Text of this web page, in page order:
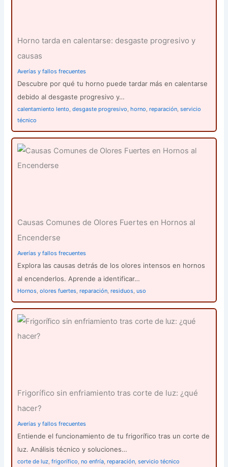
Horno tarda en calentarse: desgaste progresivo y
causas
Averías y fallos frecuentes
Descubre por qué tu horno puede tardar más en calentarse
debido al desgaste progresivo y…
calentamiento lento ,desgaste progresivo ,horno ,reparación ,servicio
técnico
Causas Comunes de Olores Fuertes en Hornos al
Encenderse
Averías y fallos frecuentes
Explora las causas detrás de los olores intensos en hornos
al encenderlos. Aprende a identificar…
Hornos ,olores fuertes ,reparación ,residuos ,uso
Frigorífico sin enfriamiento tras corte de luz: ¿qué
hacer?
Averías y fallos frecuentes
Entiende el funcionamiento de tu frigorífico tras un corte de
luz. Análisis técnico y soluciones…
corte de luz ,frigorífico ,no enfría ,reparación ,servicio técnico